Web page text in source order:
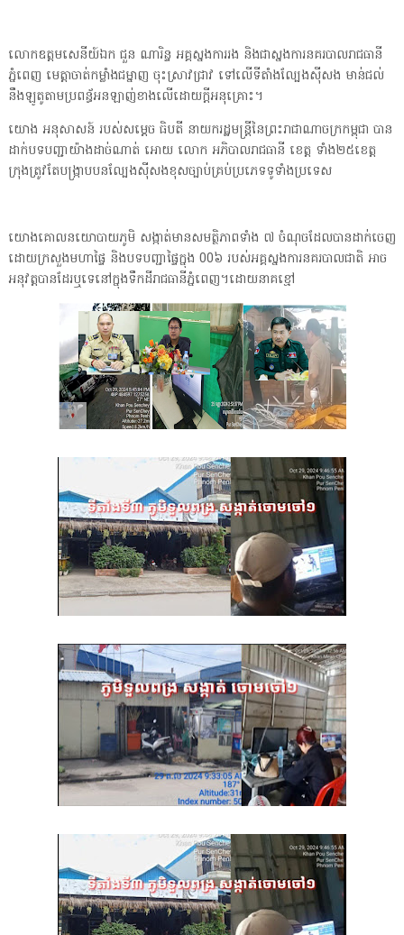
លោកឧត្តមសេនីយ៍ឯក ជួន ណារិន្ទ អគ្គស្នងការរង និងជាស្នងការនគរបាលរាជធានី
ភ្នំពេញ មេត្តាចាត់កម្លាំងជម្នាញ ចុះស្រាវជ្រាវ ទៅលើទីតាំងល្បែងស៊ីសង មាន់ជល់
នឹងឡូតូតាមប្រពន្ធ័អនឡាញ់ខាងលើដោយក្តីអនុគ្រោះ។
យោង អនុសាសន៍ របស់សម្តេច ធិបតី នាយករដ្ឋមន្ត្រីនៃព្រះរាជាណាចក្រកម្ពុជា បាន
ដាក់បទបញ្ជាយ៉ាងដាច់ណាត់ អោយ លោក អភិបាលរាជធានី ខេត្ត ទាំង២៥ខេត្ត
ក្រុងត្រូវតែបង្ក្រាបបនល្បែងស៊ីសងខុសច្បាប់គ្រប់ប្រភេទទូទាំងប្រទេស
យោងគោលនយោបាយភូមិ សង្កាត់មានសមត្ថិភាពទាំង ៧ ចំណុចដែលបានដាក់ចេញ
ដោយក្រសួងមហាផ្ទៃ និងបទបញ្ជាផ្ទៃក្នុង 00៦ របស់អគ្គស្នងការនគរបាលជាតិ អាច
អនុវត្តបានដែរឬទេនៅក្នុងទឹកដីរាជធានីភ្នំពេញ។ដោយនាគខ្មៅ